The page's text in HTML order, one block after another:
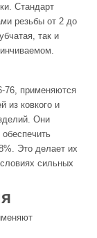
Стандарт
резьбы от 2 до
так и
76, применяются
из ковкого и
Они
Это делает их
сильных